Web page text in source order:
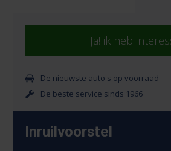
Ja! ik heb
De nieuwste auto's op voorraad
De beste service sinds 1966
Inruilvoorstel